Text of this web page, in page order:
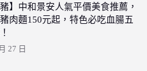
豬】中和景安人氣平價美食推薦，
肉麵150元起，特色必吃血腸五
27 日